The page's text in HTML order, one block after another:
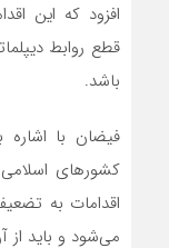
افزود که این
قطع روابط
باشد.
فیضان با اشاره
کشورهای
اقدامات به
می‌شود و باید از